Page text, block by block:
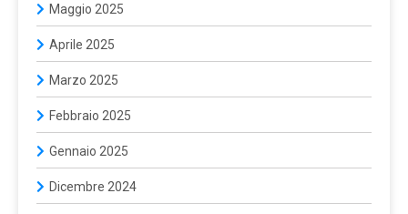
Maggio 2025
Aprile 2025
Marzo 2025
Febbraio 2025
Gennaio 2025
Dicembre 2024